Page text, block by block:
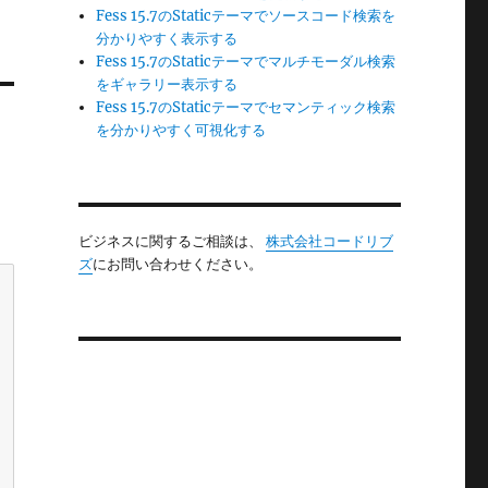
Fess 15.7のStaticテーマでソースコード検索を
分かりやすく表示する
Fess 15.7のStaticテーマでマルチモーダル検索
をギャラリー表示する
Fess 15.7のStaticテーマでセマンティック検索
を分かりやすく可視化する
ビジネスに関するご相談は、 株式会社コードリブ
ズにお問い合わせください。